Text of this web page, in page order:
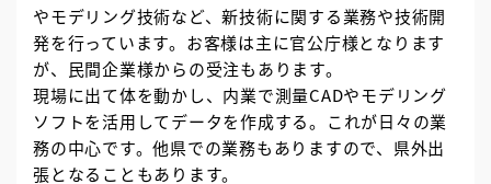
やモデリング技術など、新技術に関する業務や技術開
発を行っています。お客様は主に官公庁様となります
が、民間企業様からの受注もあります。
現場に出て体を動かし、内業で測量CADやモデリング
ソフトを活用してデータを作成する。これが日々の業
務の中心です。他県での業務もありますので、県外出
張となることもあります。